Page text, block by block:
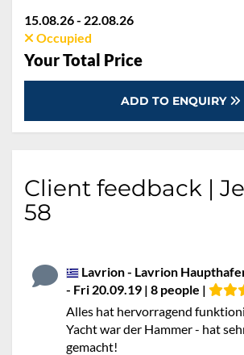
15.08.26 - 22.08.26
Occupied
Your Total Price
ADD TO ENQUIRY
Client feedback |
58
Lavrion - Lavrion
- Fri 20.09.19 | 8 people |
Alles hat hervorragend
Yacht war der Hammer - hat
gemacht!